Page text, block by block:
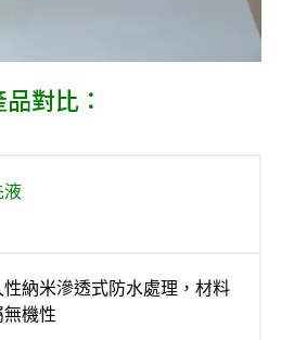
對比：
液
性納米滲透式防水處理，材料
無機性